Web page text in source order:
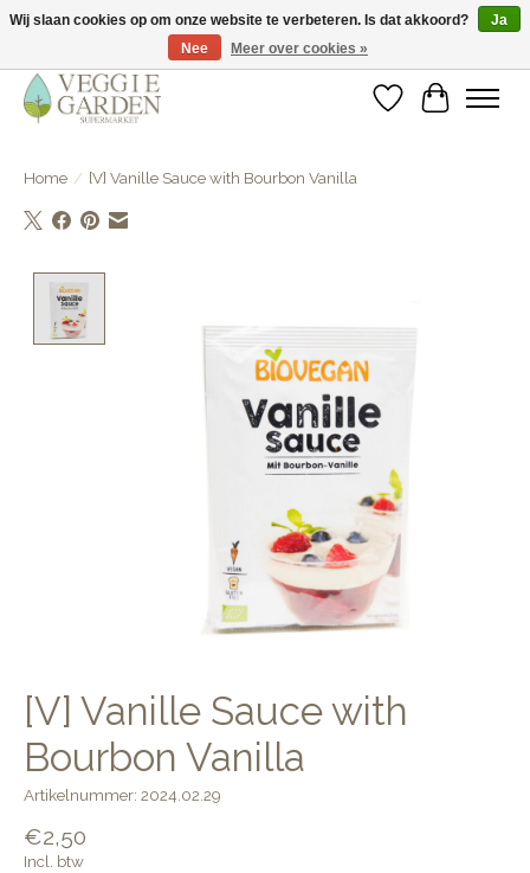
vegan & veggie products | free store pick-up
Verlanglijst
Home / [V] Vanille Sauce with Bourbon Vanilla
[V] Vanille Sauce with
Bourbon Vanilla
Artikelnummer: 2024.02.29
€2,50
Incl. btw
Wij slaan cookies op om onze website te verbeteren. Is dat akkoord?
Ja
Nee
Meer over cookies »